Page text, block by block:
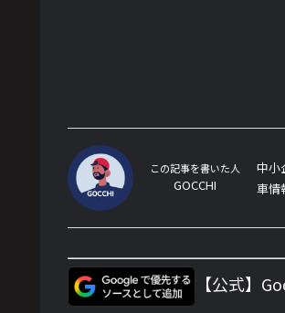
この記事を書いた人
GOCCHI
中小
車情
【公式】